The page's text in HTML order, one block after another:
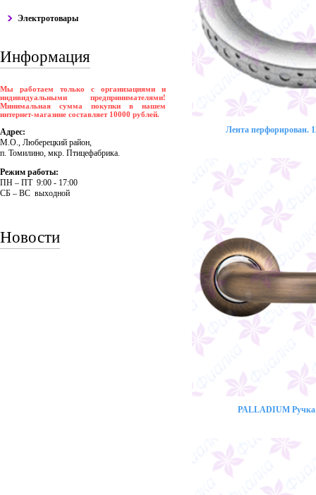
Электротовары
Информация
Мы работаем только с организациями и
индивидуальными предпринимателями!
Минимальная сумма покупки в нашем
интернет-магазине составляет 10000 рублей.
Адрес:
М.О., Люберецкий район,
п. Томилино, мкр. Птицефабрика.
Режим работы:
ПH – ПT 9:00 - 17:00
CБ – BC выходной
Новости
Лента перфорирован.
PALLADIUM Ручка